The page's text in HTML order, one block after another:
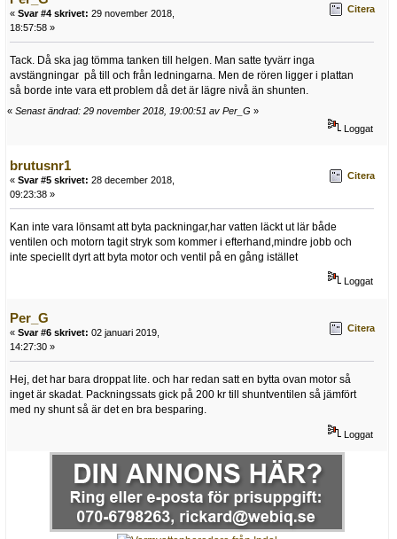
« Svar #4 skrivet: 29 november 2018,
18:57:58 »
Citera
Tack. Då ska jag tömma tanken till helgen. Man satte tyvärr inga
avstängningar på till och från ledningarna. Men de rören ligger i plattan
så borde inte vara ett problem då det är lägre nivå än shunten.
« Senast ändrad: 29 november 2018, 19:00:51 av Per_G »
Loggat
brutusnr1
« Svar #5 skrivet: 28 december 2018,
09:23:38 »
Citera
Kan inte vara lönsamt att byta packningar,har vatten läckt ut lär både
ventilen och motorn tagit stryk som kommer i efterhand,mindre jobb och
inte speciellt dyrt att byta motor och ventil på en gång istället
Loggat
Per_G
« Svar #6 skrivet: 02 januari 2019,
14:27:30 »
Citera
Hej, det har bara droppat lite. och har redan satt en bytta ovan motor så
inget är skadat. Packningssats gick på 200 kr till shuntventilen så jämfört
med ny shunt så är det en bra besparing.
Loggat